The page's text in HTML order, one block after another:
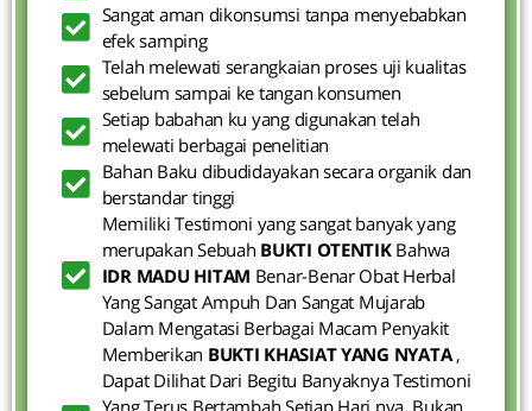
Sangat aman dikonsumsi tanpa menyebabkan
efek samping
Telah melewati serangkaian proses uji kualitas
sebelum sampai ke tangan konsumen
Setiap babahan ku yang digunakan telah
melewati berbagai penelitian
Bahan Baku dibudidayakan secara organik dan
berstandar tinggi
Memiliki Testimoni yang sangat banyak yang
merupakan Sebuah BUKTI OTENTIKBahwa
IDR MADU HITAM Benar-Benar Obat Herbal
Yang Sangat Ampuh Dan Sangat Mujarab
Dalam Mengatasi Berbagai Macam Penyakit
Memberikan BUKTI KHASIAT YANG NYATA ,
Dapat Dilihat Dari Begitu Banyaknya Testimoni
Yang Terus Bertambah Setiap Hari nya. Bukan